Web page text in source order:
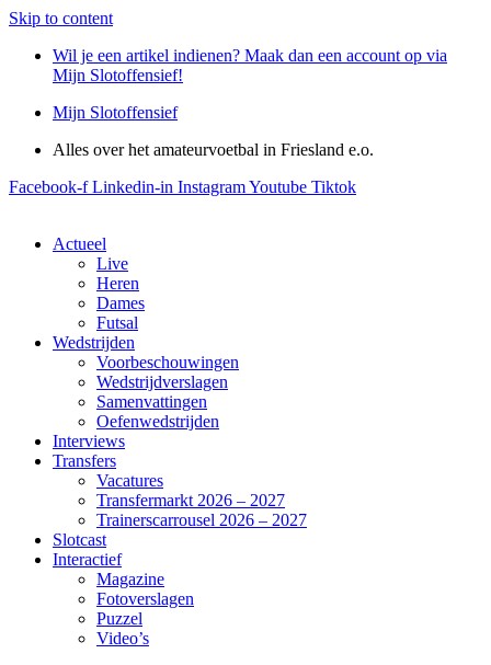
Skip to content
Wil je een artikel indienen? Maak dan een account op via
Mijn Slotoffensief!
Mijn Slotoffensief
Alles over het amateurvoetbal in Friesland e.o.
Facebook-f Linkedin-in InstagramYoutube Tiktok
Actueel
Live
Heren
Dames
Futsal
Wedstrijden
Voorbeschouwingen
Wedstrijdverslagen
Samenvattingen
Oefenwedstrijden
Interviews
Transfers
Vacatures
Transfermarkt 2026 – 2027
Trainerscarrousel 2026 – 2027
Slotcast
Interactief
Magazine
Fotoverslagen
Puzzel
Video’s